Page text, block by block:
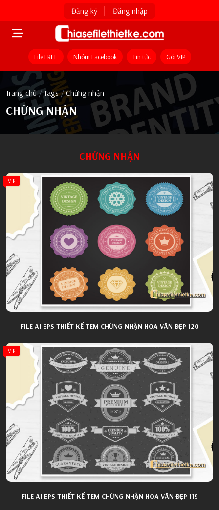
Đăng ký Đăng nhập
File FREE Nhóm Facebook Tin tức Gói VIP
Trang chủ / Tags / Chứng nhận
CHỨNG NHẬN
CHỨNG NHẬN
VIP
FILE AI EPS THIẾT KẾ TEM CHỨNG NHẬN HOA VĂN ĐẸP 120
VIP
FILE AI EPS THIẾT KẾ TEM CHỨNG NHẬN HOA VĂN ĐẸP 119